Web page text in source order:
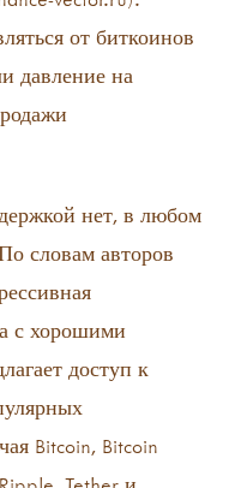
от биткоинов
давление на
нет, в любом
словам авторов
с хорошими
доступ к
Bitcoin, Bitcoin